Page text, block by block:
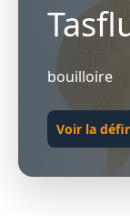
bouilloire
Voir la